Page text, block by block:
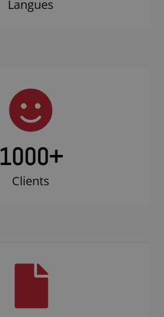
Langues
1000+
Clients